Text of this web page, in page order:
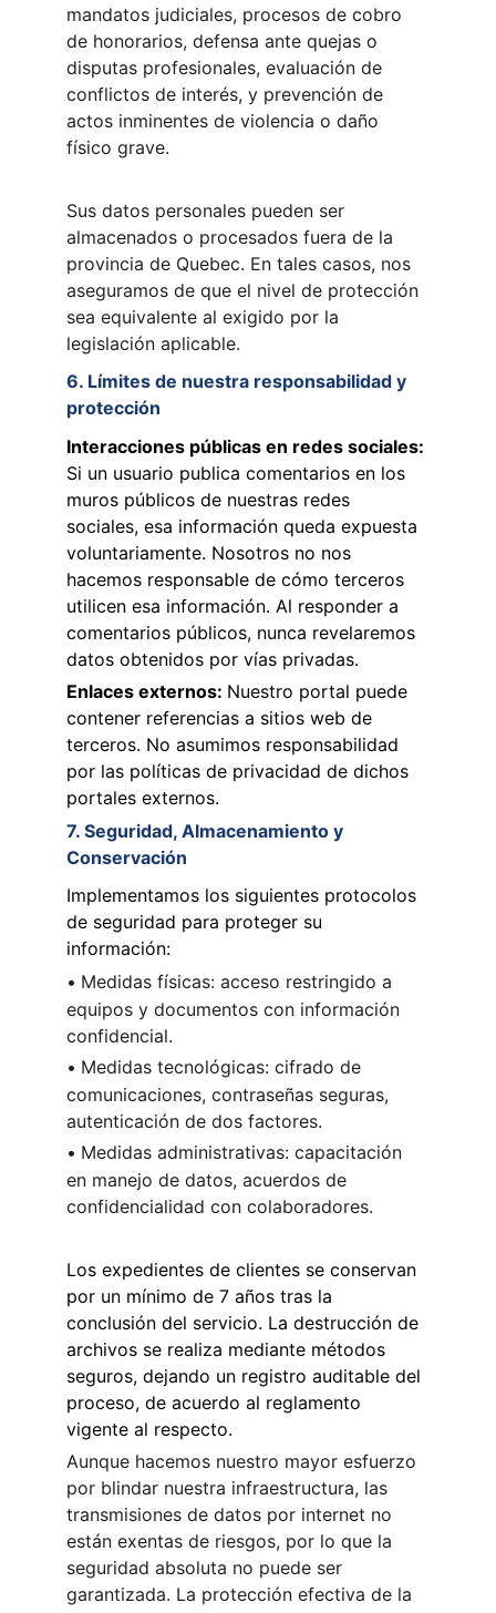
mandatos judiciales, procesos de cobro
de honorarios, defensa ante quejas o
disputas profesionales, evaluación de
conflictos de interés, y prevención de
actos inminentes de violencia o daño
físico grave.
Sus datos personales pueden ser
almacenados o procesados fuera de la
provincia de Quebec. En tales casos, nos
aseguramos de que el nivel de protección
sea equivalente al exigido por la
legislación aplicable.
6. Límites de nuestra responsabilidad y
protección
Interacciones públicas en redes sociales:
Si un usuario publica comentarios en los
muros públicos de nuestras redes
sociales, esa información queda expuesta
voluntariamente. Nosotros no nos
hacemos responsable de cómo terceros
utilicen esa información. Al responder a
comentarios públicos, nunca revelaremos
datos obtenidos por vías privadas.
Enlaces externos: Nuestro portal puede
contener referencias a sitios web de
terceros. No asumimos responsabilidad
por las políticas de privacidad de dichos
portales externos.
7. Seguridad, Almacenamiento y
Conservación
Implementamos los siguientes protocolos
de seguridad para proteger su
información:
• Medidas físicas: acceso restringido a
equipos y documentos con información
confidencial.
• Medidas tecnológicas: cifrado de
comunicaciones, contraseñas seguras,
autenticación de dos factores.
• Medidas administrativas: capacitación
en manejo de datos, acuerdos de
confidencialidad con colaboradores.
Los expedientes de clientes se conservan
por un mínimo de 7 años tras la
conclusión del servicio. La destrucción de
archivos se realiza mediante métodos
seguros, dejando un registro auditable del
proceso, de acuerdo al reglamento
vigente al respecto.
Aunque hacemos nuestro mayor esfuerzo
por blindar nuestra infraestructura, las
transmisiones de datos por internet no
están exentas de riesgos, por lo que la
seguridad absoluta no puede ser
garantizada. La protección efectiva de la